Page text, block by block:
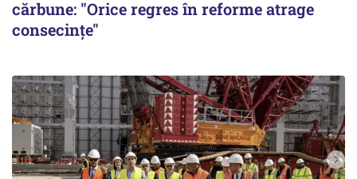
cărbune: "Orice regres în reforme atrage
consecințe"